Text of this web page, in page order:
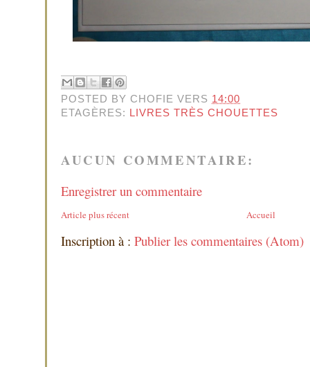
POSTED BY CHOFIE VERS 14:00
ETAGÈRES:
LIVRES TRÈS CHOUETTES
AUCUN COMMENTAIRE:
Enregistrer un commentaire
Article plus récent Accueil
Inscription à : Publier les commentaires (Atom)